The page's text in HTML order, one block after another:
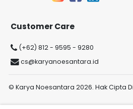
Customer Care
(+62) 812 - 9595 - 9280
cs@karyanoesantara.id
© Karya Noesantara 2026. Hak Cipta